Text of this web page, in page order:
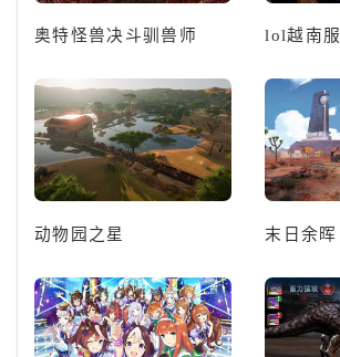
奥特怪兽决斗驯兽师 lol越南服
动物园之星 末日余晖